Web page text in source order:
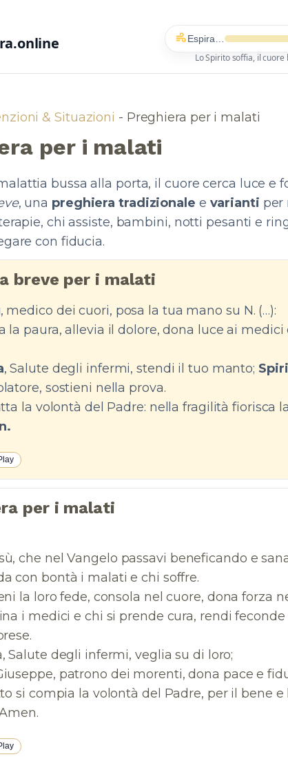
Espira…
Lo Spirito soffia, il
& Situazioni - Preghiera per i malati
per i malati
bussa alla porta, il cuore cerca luce e
, una preghiera tradizionale e varianti per
chi assiste, bambini, notti pesanti e
con fiducia.
breve per i malati
, medico dei cuori, posa la tua mano su N. (…):
la paura, allevia il dolore, dona luce ai medici
, Salute degli infermi, stendi il tuo manto;
sostieni nella prova.
la volontà del Padre: nella fragilità fiorisca
per i malati
che nel Vangelo passavi beneficando e
con bontà i malati e chi soffre.
la loro fede, consola nel cuore, dona forza
i medici e chi si prende cura, rendi feconde
Salute degli infermi, veglia su di loro;
patrono dei morenti, dona pace e
si compia la volontà del Padre, per il bene e